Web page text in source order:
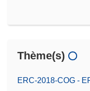
Thème(s)
ERC-2018-COG -